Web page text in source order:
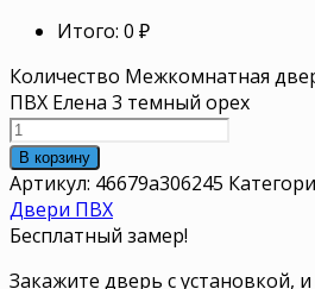
Итого: 0 ₽
Количество Межкомнатная
ПВХ Елена 3 темный орех
В корзину
Артикул: 46679a306245
Двери ПВХ
Бесплатный замер!
Закажите дверь с установкой,